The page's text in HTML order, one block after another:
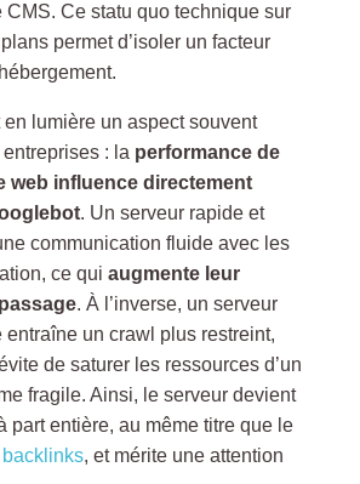
CMS. Ce statu quo technique sur
permet d’isoler un facteur
lumière un aspect souvent
: la performance de
web influence directement
. Un serveur rapide et
communication fluide avec les
ce qui augmente leur
. À l’inverse, un serveur
entraîne un crawl plus restreint,
de saturer les ressources d’un
fragile. Ainsi, le serveur devient
part entière, au même titre que le
backlinks, et mérite une attention